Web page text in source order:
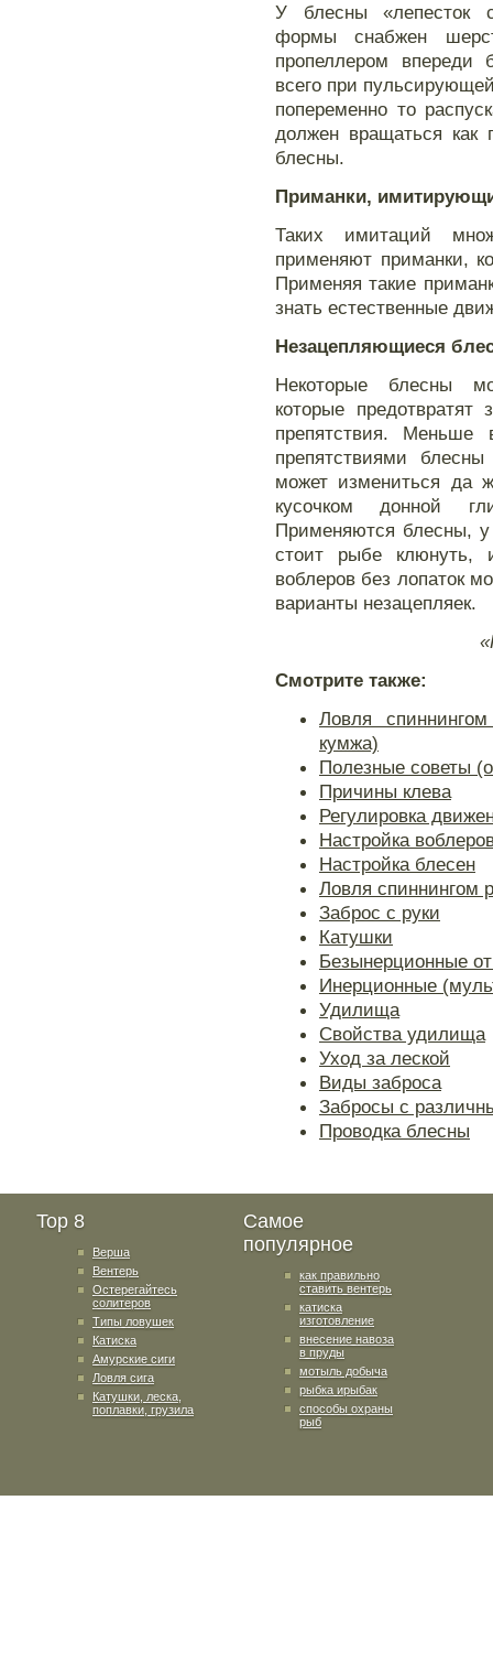
У блесны «лепесток
формы снабжен
пропеллером впереди
всего при
попеременно то
должен вращаться как
блесны.
Приманки,
Таких имитаций
применяют приманки,
Применяя такие
знать естественные
Незацепляющиеся
Некоторые блесны
которые
препятствия. Меньше
препятствиями
может измениться да
кусочком донной
Применяются блесны, у
стоит рыбе клюнуть,
воблеров без лопаток
варианты незацепляек.
Смотрите также:
Ловля
кумжа)
Полезные советы
Причины клева
Регулировка
Настройка
Настройка блесен
Ловля спиннингом
Заброс с руки
Катушки
Безынерционные
Инерционные
Удилища
Свойства удилища
Уход за леской
Виды заброса
Забросы с
Проводка блесны
Top 8
Верша
Вентерь
Остерегайтесь
солитеров
Типы ловушек
Катиска
Амурские сиги
Ловля сига
Катушки, леска,
поплавки, грузила
Самое
популярное
как правильно
ставить вентерь
катиска
изготовление
внесение навоза
в пруды
мотыль добыча
рыбка ирыбак
способы охраны
рыб